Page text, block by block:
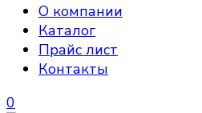
О компании
Каталог
Прайс лист
Контакты
0